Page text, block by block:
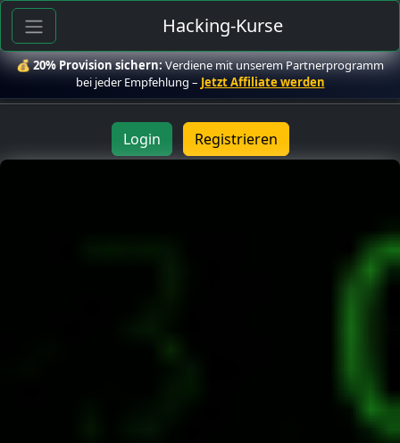
Hacking-Kurse
💰20% Provision sichern:Verdiene mit unserem Partnerprogramm
bei jeder Empfehlung – Jetzt Affiliate werden
Login Registrieren